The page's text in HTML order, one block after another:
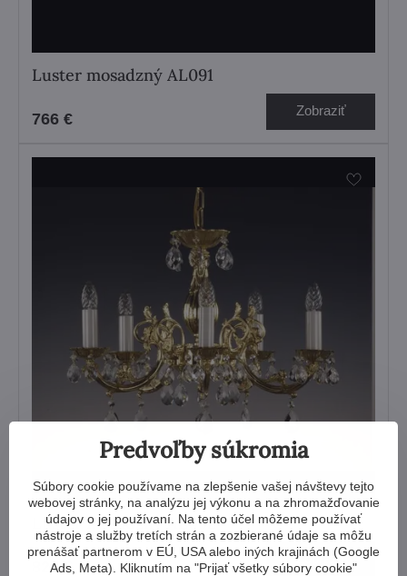
Luster mosadzný AL091
766 € Zobraziť
Luster mosadzný AL092
827 € Zobraziť
Predvoľby súkromia
Súbory cookie používame na zlepšenie vašej návštevy tejto
webovej stránky, na analýzu jej výkonu a na zhromažďovanie
údajov o jej používaní. Na tento účel môžeme používať
nástroje a služby tretích strán a zozbierané údaje sa môžu
prenášať partnerom v EÚ, USA alebo iných krajinách (Google
Ads, Meta). Kliknutím na "Prijať všetky súbory cookie"